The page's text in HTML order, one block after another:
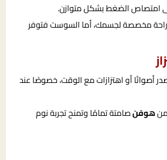
امتصاص الضغط بشكل متوازن.
مخصصة لجسمك، أما السوست فتوفر
أصواتًا أو اهتزازات مع الوقت، خصوصًا عند
هوفنصامتة تمامًا وتمنح تجربة نوم